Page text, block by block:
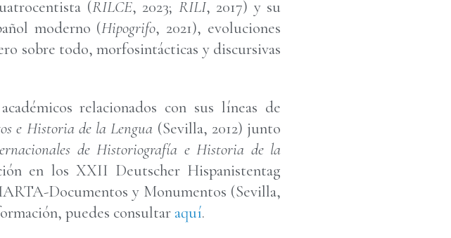
(RILCE, 2023; RILI, 2017) y su
moderno (Hipogrifo, 2021), evoluciones
sobre todo, morfosintácticas y discursivas
relacionados con sus líneas de
e Historia de la Lengua (Sevilla, 2012) junto
de Historiografía e Historia de la
en los XXII Deutscher Hispanistentag
Documentos y Monumentos (Sevilla,
puedes consultaraquí.